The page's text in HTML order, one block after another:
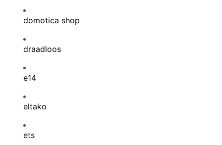
domotica shop
draadloos
e14
eltako
ets